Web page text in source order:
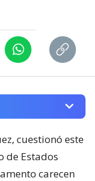
cuestionó este
de Estados
carecen